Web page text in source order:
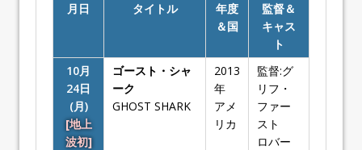
月日 タイトル
年度
＆国
監督＆
キャス
ト
10月
24日
(月)
[地上
波初]
ゴースト・シャ
ーク
GHOST SHARK
2013
年
アメ
リカ
監督:グ
リフ・
ファー
スト
ロバー